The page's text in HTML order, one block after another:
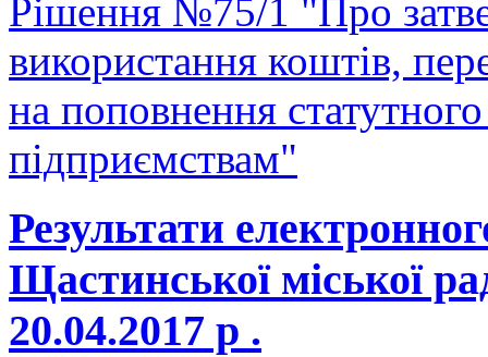
Рішення №75/1 "Про
використання коштів,
на поповнення
підприємствам"
Результати
Щастинської міської
20.04.2017 р .